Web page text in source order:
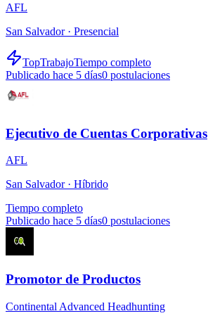
AFL
San Salvador · Presencial
TopTrabajoTiempo completo
Publicado hace 5 días0 postulaciones
Ejecutivo de Cuentas Corporativas
AFL
San Salvador · Híbrido
Tiempo completo
Publicado hace 5 días0 postulaciones
Promotor de Productos
Continental Advanced Headhunting